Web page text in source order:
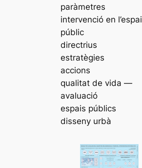
paràmetres
intervenció en l’espai
públic
directrius
estratègies
accions
qualitat de vida —
avaluació
espais públics
disseny urbà